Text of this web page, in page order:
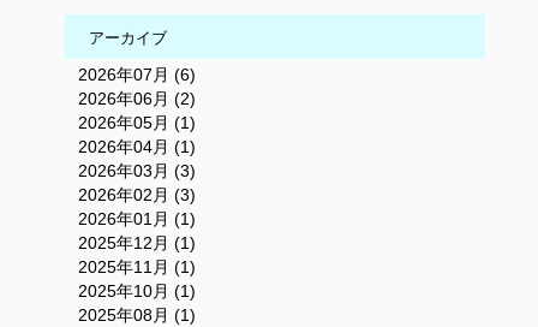
アーカイブ
2026年07月 (6)
2026年06月 (2)
2026年05月 (1)
2026年04月 (1)
2026年03月 (3)
2026年02月 (3)
2026年01月 (1)
2025年12月 (1)
2025年11月 (1)
2025年10月 (1)
2025年08月 (1)